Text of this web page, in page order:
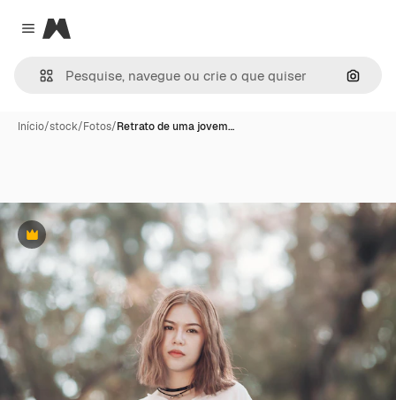
Close menu
Magnific
Início/stock/Fotos/Retrato de uma jovem…
Premium